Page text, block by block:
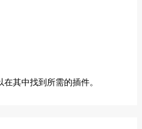
其中找到所需的插件。